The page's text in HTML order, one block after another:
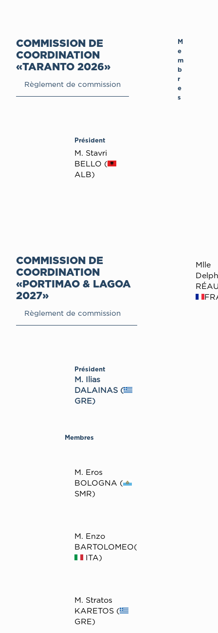
COMMISSION DE
COORDINATION
«ΤΑRANTO 2026»
Règlement de commission
Président
Μ. Stavri
BELLO (
ALB)
M
e
m
b
r
e
s
COMMISSION DE
COORDINATION
«PORTIMAO & LAGOA
2027»
Règlement de commission
Président
M. Ilias
DALAINAS (
GRE)
Membres
Μ. Eros
BOLOGNA (
SMR)
M. Enzo
BARTOLOMEO(
ITA)
M. Stratos
KARETOS (
GRE)
Mlle